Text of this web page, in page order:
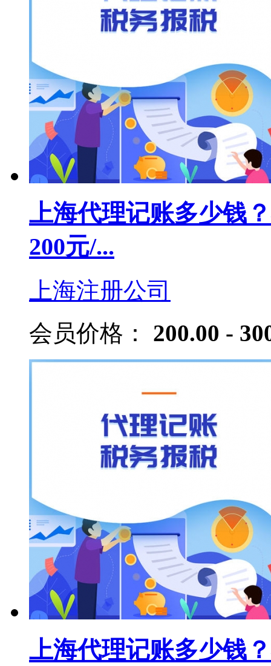
上海代理记账多少钱
200元/...
上海注册公司
会员价格： 200.00 -
上海代理记账多少钱